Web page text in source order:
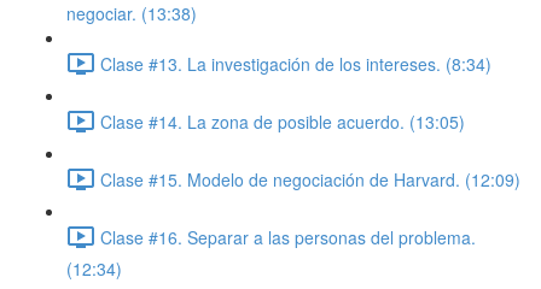
negociar. (13:38)
Clase #13. La investigación de los intereses. (8:34)
Clase #14. La zona de posible acuerdo. (13:05)
Clase #15. Modelo de negociación de Harvard. (12:09)
Clase #16. Separar a las personas del problema.
(12:34)